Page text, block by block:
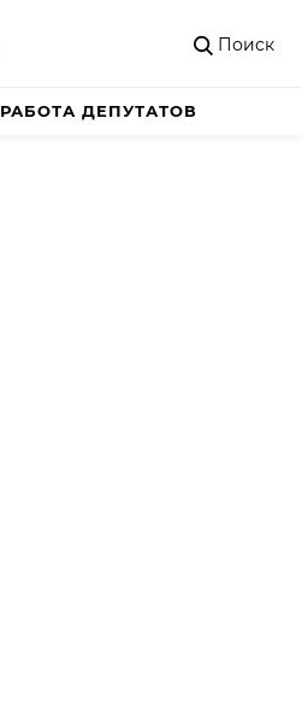
Поиск
РАБОТА ДЕПУТАТОВ